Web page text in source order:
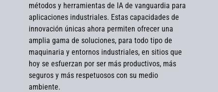
métodos y herramientas de IA de vanguardia para
aplicaciones industriales. Estas capacidades de
innovación únicas ahora permiten ofrecer una
amplia gama de soluciones, para todo tipo de
maquinaria y entornos industriales, en sitios que
hoy se esfuerzan por ser más productivos, más
seguros y más respetuosos con su medio
ambiente.